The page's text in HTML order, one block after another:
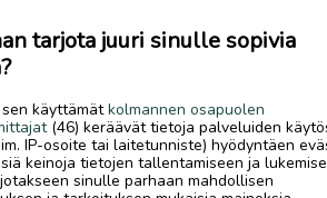
tarjota juuri sinulle sopivia
käyttämätkolmannen osapuolen
(46) keräävät tietoja palveluiden
IP-osoite tai laitetunniste) hyödyntäen
keinoja tietojen tallentamiseen ja
sinulle parhaan mahdollisen